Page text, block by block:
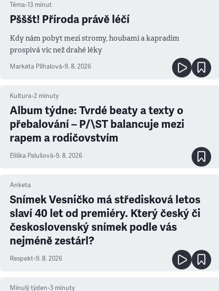
Téma•13 minut
Pšššt! Příroda právě léčí
Kdy nám pobyt mezi stromy, houbami a kapradím
prospívá víc než drahé léky
Markéta Plíhalová•9. 8. 2026
Kultura•2 minuty
Album týdne: Tvrdé beaty a texty o
přebalování – P/\ST balancuje mezi
rapem a rodičovstvím
Eliška Palušová•9. 8. 2026
Anketa
Snímek Vesničko má středisková letos
slaví 40 let od premiéry. Který český či
československý snímek podle vás
nejméně zestárl?
Respekt•9. 8. 2026
Minulý týden•3 minuty